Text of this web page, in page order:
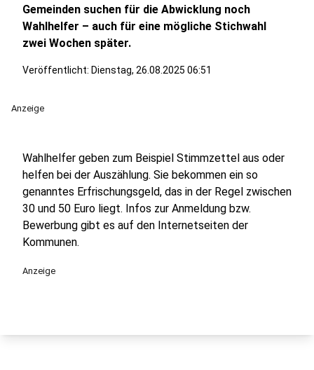
Gemeinden suchen für die Abwicklung noch
Wahlhelfer – auch für eine mögliche Stichwahl
zwei Wochen später.
Veröffentlicht: Dienstag, 26.08.2025 06:51
Anzeige
Wahlhelfer geben zum Beispiel Stimmzettel aus oder
helfen bei der Auszählung. Sie bekommen ein so
genanntes Erfrischungsgeld, das in der Regel zwischen
30 und 50 Euro liegt. Infos zur Anmeldung bzw.
Bewerbung gibt es auf den Internetseiten der
Kommunen.
Anzeige